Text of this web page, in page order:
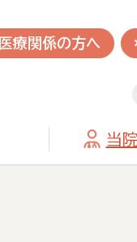
医療関係の方へ
当